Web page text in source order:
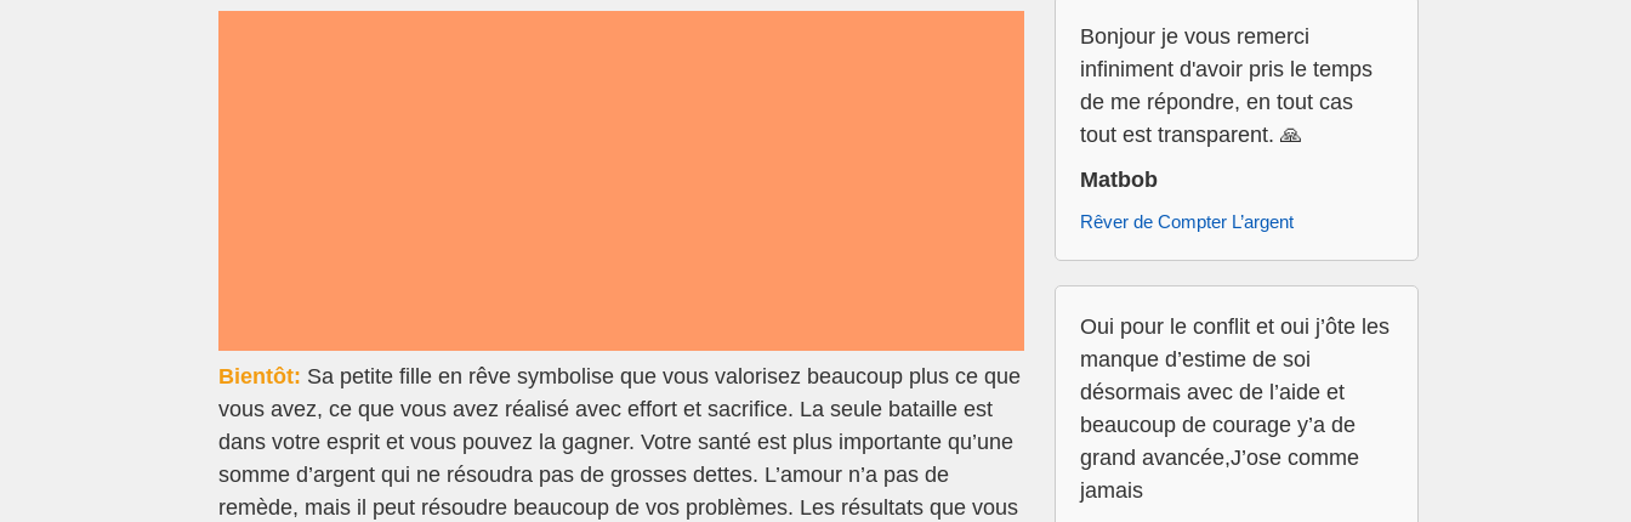
Bientôt: Sa petite fille en rêve symbolise que vous valorisez beaucoup plus ce que
vous avez, ce que vous avez réalisé avec effort et sacrifice. La seule bataille est
dans votre esprit et vous pouvez la gagner. Votre santé est plus importante qu’une
somme d’argent qui ne résoudra pas de grosses dettes. L’amour n’a pas de
remède, mais il peut résoudre beaucoup de vos problèmes. Les résultats que vous
Bonjour je vous remerci
infiniment d'avoir pris le temps
de me répondre, en tout cas
tout est transparent. 🙏
Matbob
Rêver de Compter L’argent
Oui pour le conflit et oui j’ôte les
manque d’estime de soi
désormais avec de l’aide et
beaucoup de courage y’a de
grand avancée,J’ose comme
jamais